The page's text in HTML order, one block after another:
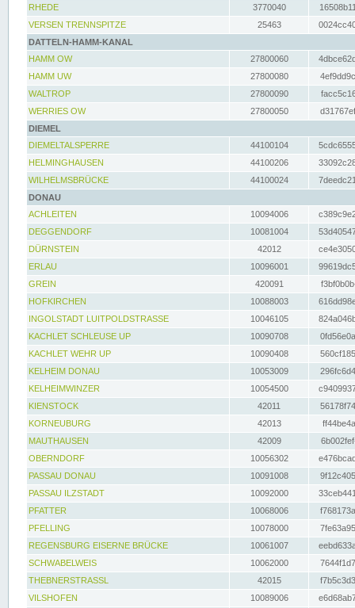
RHEDE
3770040
VERSEN TRENNSPITZE
25463
DATTELN-HAMM-KANAL
HAMM OW
27800060
HAMM UW
27800080
WALTROP
27800090
WERRIES OW
27800050
DIEMEL
DIEMELTALSPERRE
44100104
HELMINGHAUSEN
44100206
WILHELMSBRÜCKE
44100024
DONAU
ACHLEITEN
10094006
DEGGENDORF
10081004
DÜRNSTEIN
42012
ERLAU
10096001
GREIN
420091
HOFKIRCHEN
10088003
INGOLSTADT LUITPOLDSTRASSE
10046105
KACHLET SCHLEUSE UP
10090708
KACHLET WEHR UP
10090408
KELHEIM DONAU
10053009
KELHEIMWINZER
10054500
KIENSTOCK
42011
KORNEUBURG
42013
MAUTHAUSEN
42009
OBERNDORF
10056302
PASSAU DONAU
10091008
PASSAU ILZSTADT
10092000
PFATTER
10068006
PFELLING
10078000
REGENSBURG EISERNE BRÜCKE
10061007
SCHWABELWEIS
10062000
THEBNERSTRASSL
42015
VILSHOFEN
10089006